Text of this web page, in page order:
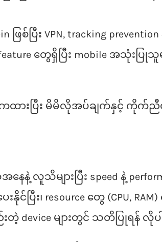
စ်ပြီး VPN, tracking
feature တွေရှိပြီး mobile အသုံးပ
ကထားပြီး မိမိလိုအပ်ချက်နှင့် ကိုက်ညီ
နဲ့ လူသိများပြီး speed နဲ့
းနိုင်ပြီး၊ resource တွေ (CPU,
တဲ့ device များတွင် သတိပြုရန် လို